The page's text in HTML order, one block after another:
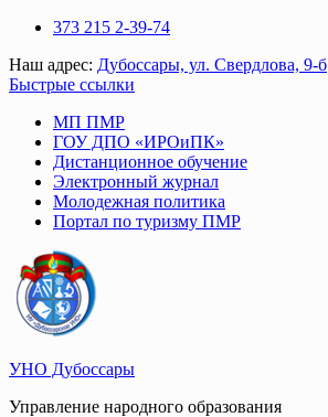
Перейти
содержимому
373 215 2-39-74
Наш адрес: Дубоссары, ул. Свердлова, 9-б
Быстрые ссылки
МП ПМР
ГОУ ДПО «ИРОиПК»
Дистанционное обучение
Электронный журнал
Молодежная политика
Портал по туризму ПМР
УНО Дубоссары
Управление народного образования